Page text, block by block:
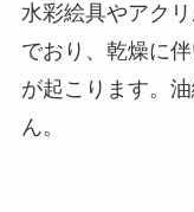
水彩絵具やアク
でおり、乾燥に
が起こります。
ん。